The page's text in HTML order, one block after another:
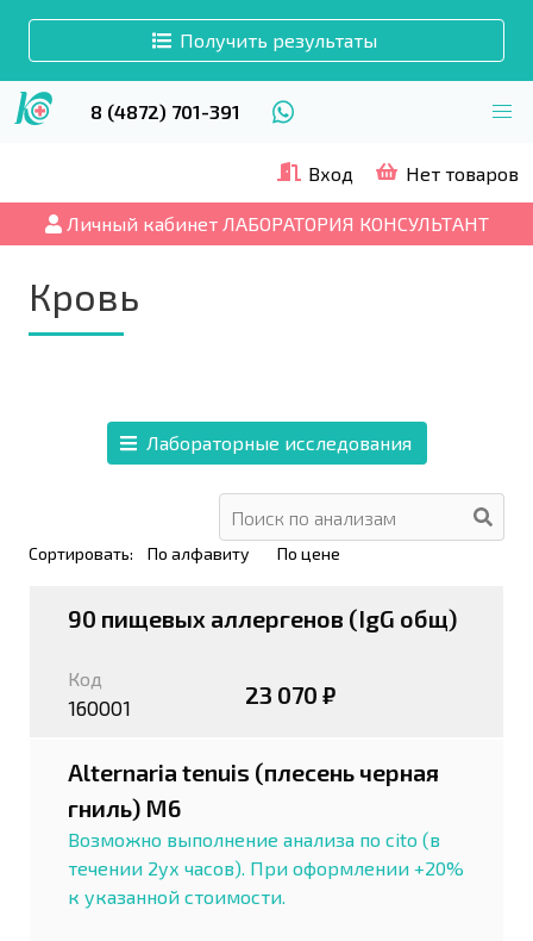
Получить результаты
8 (4872) 701-391
Вход Нет товаров
Личный кабинет ЛАБОРАТОРИЯ КОНСУЛЬТАНТ
Кровь
Лабораторные исследования
Сортировать: По алфавиту По цене
90 пищевых аллергенов (IgG общ)
Код
160001 23 070 ₽
Alternaria tenuis (плесень черная
гниль) M6
Возможно выполнение анализа по cito (в
течении 2ух часов). При оформлении +20%
к указанной стоимости.